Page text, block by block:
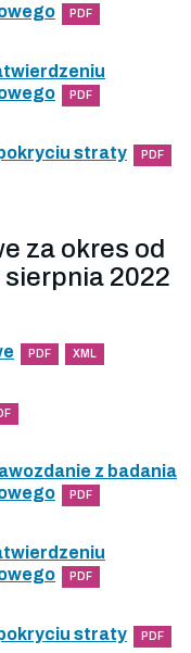
PDF
PDF
pokryciu straty PDF
za okres od
sierpnia 2022
PDF XML
z badania
PDF
PDF
pokryciu straty PDF